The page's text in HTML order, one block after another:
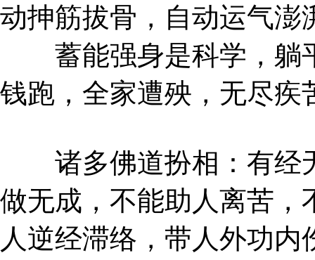
动抻筋拔骨，自动运气澎
蓄能强身是科学，躺
钱跑，全家遭殃，无尽疾
诸多佛道扮相：有经
做无成，不能助人离苦，
人逆经滞络，带人外功